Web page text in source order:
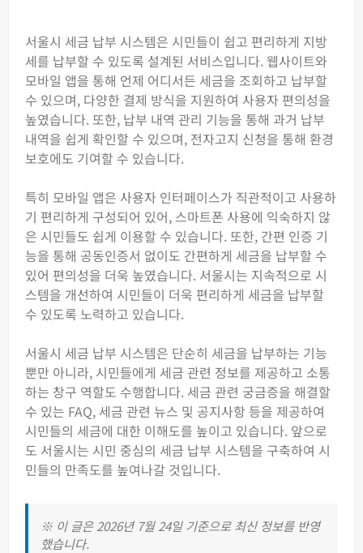
서울시 세금 납부 시스템은 시민들이 쉽고 편리하게 지방
세를 납부할 수 있도록 설계된 서비스입니다. 웹사이트와
모바일 앱을 통해 언제 어디서든 세금을 조회하고 납부할
수 있으며, 다양한 결제 방식을 지원하여 사용자 편의성을
높였습니다. 또한, 납부 내역 관리 기능을 통해 과거 납부
내역을 쉽게 확인할 수 있으며, 전자고지 신청을 통해 환경
보호에도 기여할 수 있습니다.
특히 모바일 앱은 사용자 인터페이스가 직관적이고 사용하
기 편리하게 구성되어 있어, 스마트폰 사용에 익숙하지 않
은 시민들도 쉽게 이용할 수 있습니다. 또한, 간편 인증 기
능을 통해 공동인증서 없이도 간편하게 세금을 납부할 수
있어 편의성을 더욱 높였습니다. 서울시는 지속적으로 시
스템을 개선하여 시민들이 더욱 편리하게 세금을 납부할
수 있도록 노력하고 있습니다.
서울시 세금 납부 시스템은 단순히 세금을 납부하는 기능
뿐만 아니라, 시민들에게 세금 관련 정보를 제공하고 소통
하는 창구 역할도 수행합니다. 세금 관련 궁금증을 해결할
수 있는 FAQ, 세금 관련 뉴스 및 공지사항 등을 제공하여
시민들의 세금에 대한 이해도를 높이고 있습니다. 앞으로
도 서울시는 시민 중심의 세금 납부 시스템을 구축하여 시
민들의 만족도를 높여나갈 것입니다.
※ 이 글은 2026년 7월 24일 기준으로 최신 정보를 반영
했습니다.